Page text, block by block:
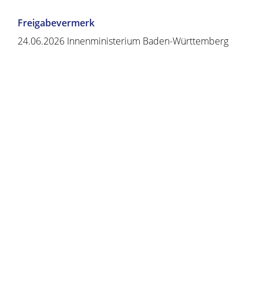
Freigabevermerk
24.06.2026 Innenministerium Baden-Württemberg